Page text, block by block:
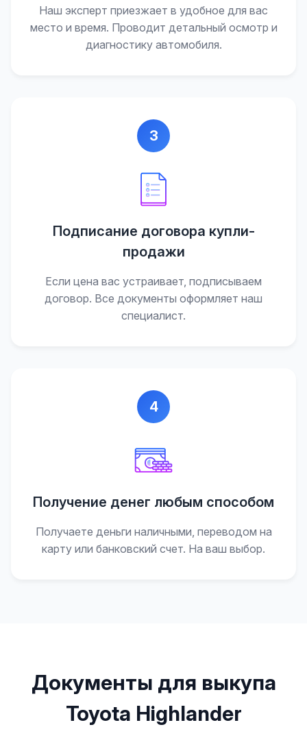
Наш эксперт приезжает в удобное для вас
место и время. Проводит детальный осмотр и
диагностику автомобиля.
3
Подписание договора купли-
продажи
Если цена вас устраивает, подписываем
договор. Все документы оформляет наш
специалист.
4
Получение денег любым способом
Получаете деньги наличными, переводом на
карту или банковский счет. На ваш выбор.
Документы для выкупа
Toyota Highlander